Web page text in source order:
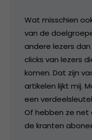
Wat misschien
van de
andere lezers
clicks van lezers
komen. Dat zijn
artikelen lijkt mij.
een
Of hebben ze net
de kranten